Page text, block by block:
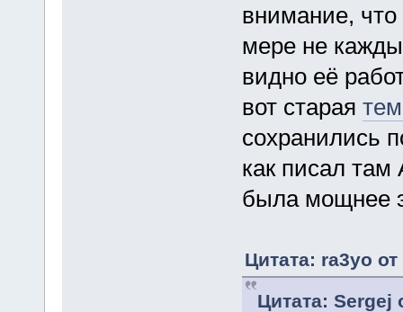
внимание, что
мере не
видно её
вот старая
сохранились
как писал
была мощнее
Цитата: ra3yo
Цитата: Sergej